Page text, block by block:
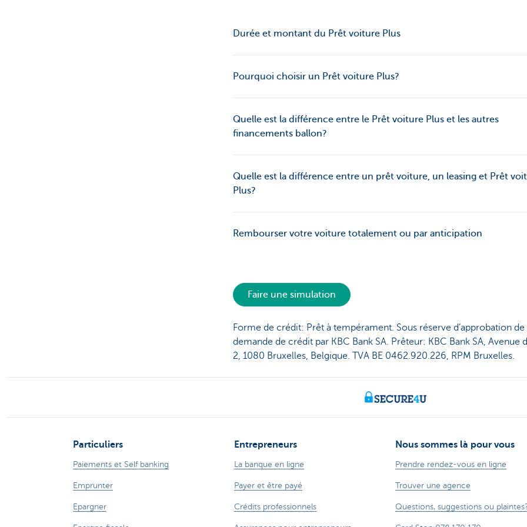
Durée et montant du Prêt voiture Plus
Pourquoi choisir un Prêt voiture Plus?
Quelle est la différence entre le Prêt voiture Plus et les autres
financements ballon?
Quelle est la différence entre un prêt voiture, un leasing et Prêt
Plus?
Rembourser votre voiture totalement ou par anticipation
Faire une simulation
Forme de crédit: Prêt à tempérament. Sous réserve d’approbation
demande de crédit par KBC Bank SA. Prêteur: KBC Bank SA, Avenue
2, 1080 Bruxelles, Belgique. TVA BE 0462.920.226, RPM Bruxelles.
Particuliers
Paiements et Self banking
Emprunter
Epargner
Entrepreneurs
La banque en ligne
Payer et être payé
Crédits professionnels
Nous sommes là pour vous
Prendre rendez-vous en ligne
Trouver une agence
Questions, suggestions ou